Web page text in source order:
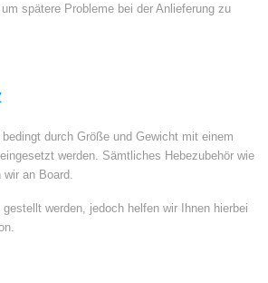
spätere Probleme bei der Anlieferung zu
durch Größe und Gewicht mit einem
werden. Sämtliches Hebezubehör wie
an Board.
werden, jedoch helfen wir Ihnen hierbei